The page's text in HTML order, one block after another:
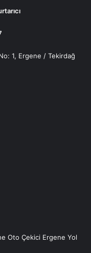
1, Ergene / Tekirdağ
Oto Çekici Ergene Yol